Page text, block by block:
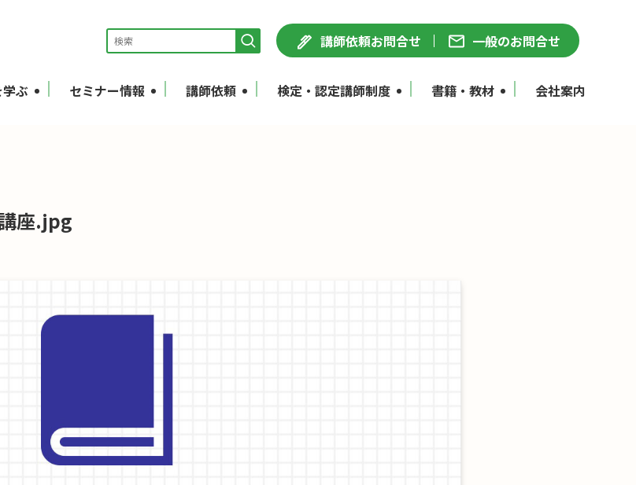
講師依頼お問合せ 一般のお問合せ
ぶ セミナー情報 講師依頼 検定・認定講師制度 書籍・教材 会社案内
座.jpg